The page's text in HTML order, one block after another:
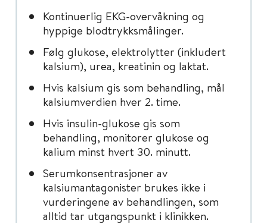
Kontinuerlig EKG-overvåkning og
hyppige blodtrykksmålinger.
Følg glukose, elektrolytter (inkludert
kalsium), urea, kreatinin og laktat.
Hvis kalsium gis som behandling, mål
kalsiumverdien hver 2. time.
Hvis insulin-glukose gis som
behandling, monitorer glukose og
kalium minst hvert 30. minutt.
Serumkonsentrasjoner av
kalsiumantagonister brukes ikke i
vurderingene av behandlingen, som
alltid tar utgangspunkt i klinikken.